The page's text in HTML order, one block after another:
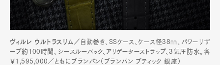
ヴィルレ ウルトラスリム／ 自動巻き、SSケース、ケース径38㎜、パワーリザ
ーブ約100時間、シースルーバック、アリゲーターストラップ、3気圧防水。各
￥1,595,000／ともにブランパン（ブランパン ブティック 銀座）